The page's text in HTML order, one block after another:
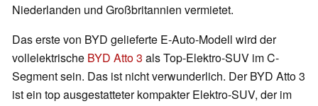
Niederlanden und Großbritannien vermietet.
Das erste von BYD gelieferte E-Auto-Modell wird der
vollelektrische BYD Atto 3 als Top-Elektro-SUV im C-
Segment sein. Das ist nicht verwunderlich. Der BYD Atto 3
ist ein top ausgestatteter kompakter Elektro-SUV, der im